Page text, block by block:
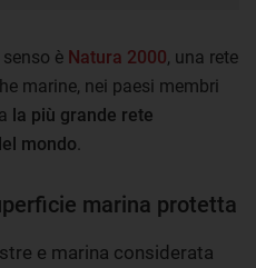
è Natura 2000, una rete
marine, nei paesi membri
la più grande rete
mondo.
marina protetta
e marina considerata